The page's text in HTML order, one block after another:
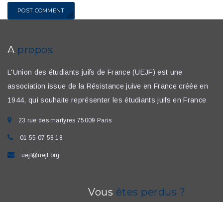
POST COMMENT
A propos
L'Union des étudiants juifs de France (UEJF) est une
association issue de la Résistance juive en France créée en
1944, qui souhaite représenter les étudiants juifs en France
23 rue des martyres 75009 Paris
01 55 07 58 18
uejf@uejf.org
Vous êtes perdus ?